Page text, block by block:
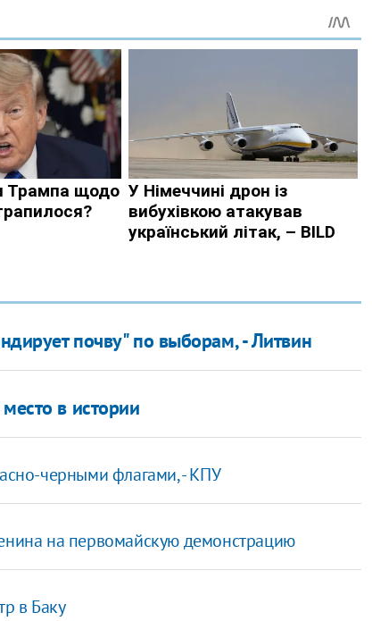
почву" по выборам, - Литвин
в истории
черными флагами, - КПУ
на первомайскую демонстрацию
в Баку